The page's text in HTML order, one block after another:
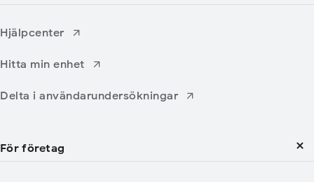
Hjälpcenter
Hitta min enhet
Delta i användarundersökningar
För företag